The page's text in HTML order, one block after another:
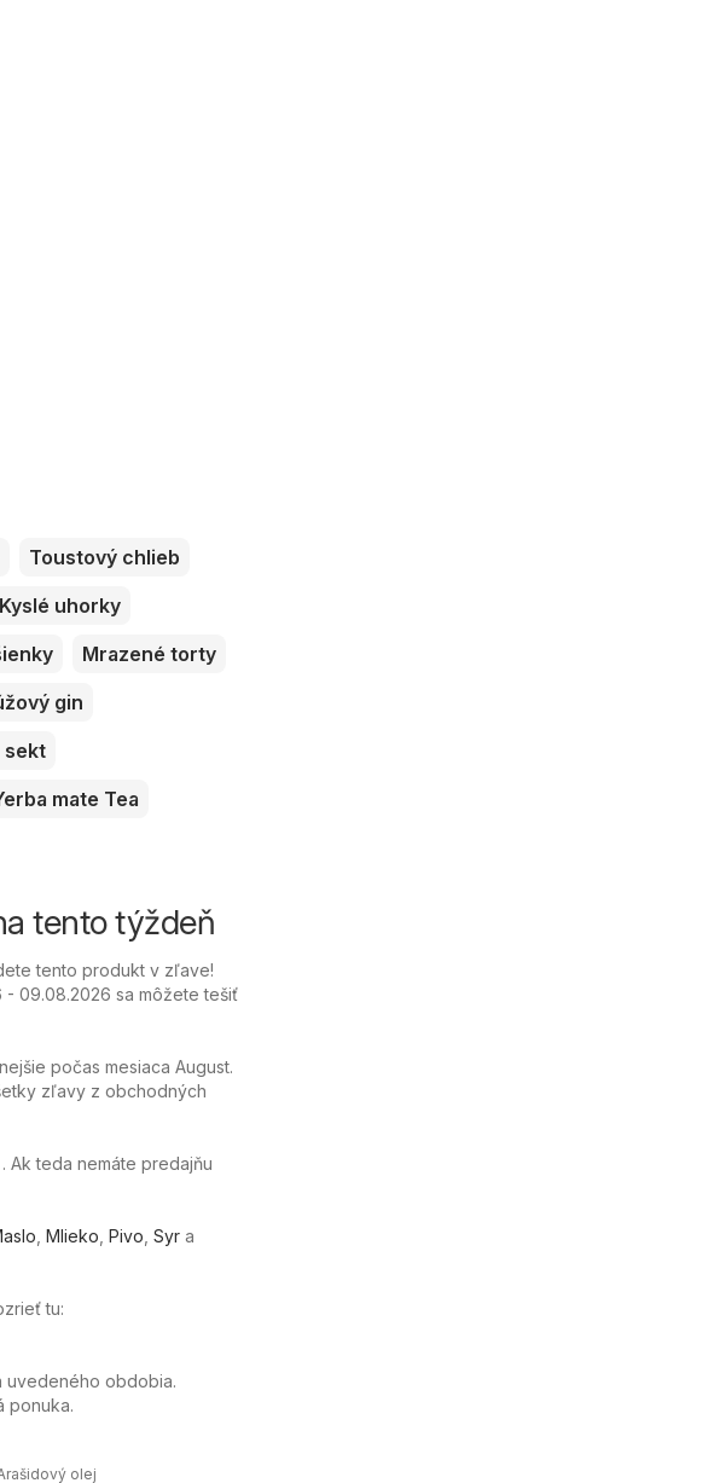
Toustový chlieb
Kyslé uhorky
Mrazené torty
gin
sekt
mate Tea
tento týždeň
tento produkt v zľave!
09.08.2026 sa môžete tešiť
počas mesiaca August.
zľavy z obchodných
Ak teda nemáte predajňu
Mlieko Pivo Syr a
tu:
uvedeného obdobia.
ponuka.
olej